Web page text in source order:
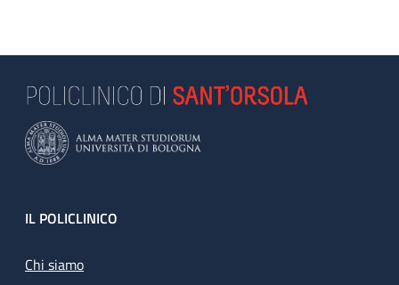
Footer
IL POLICLINICO
Chi siamo